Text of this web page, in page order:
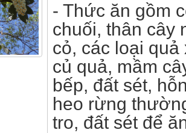
- Thức ăn gồm
chuối, thân cây
cỏ, các loại quả
củ quả, mầm
bếp, đất sét,
heo rừng
tro, đất sét để